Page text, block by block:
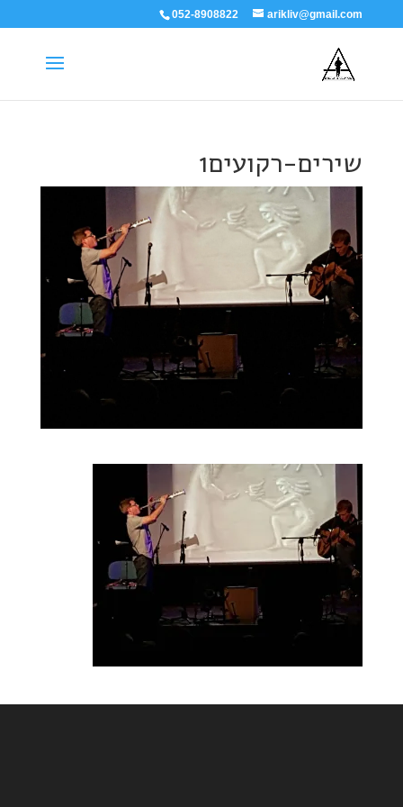
052-8908822 arikliv@gmail.com
שירים-רקועים1